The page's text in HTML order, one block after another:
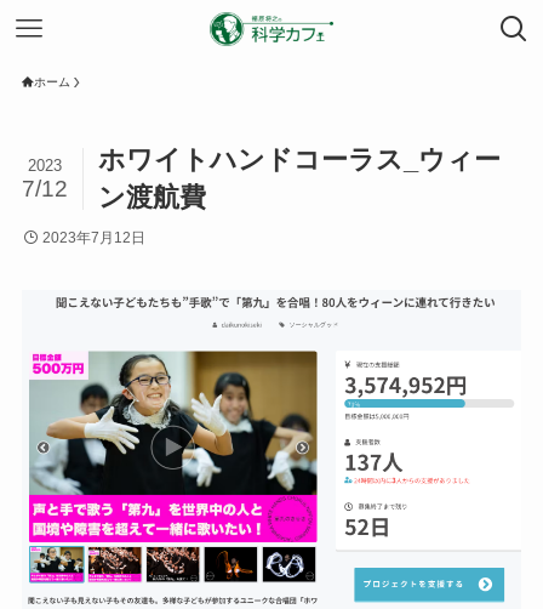
ホーム
ホワイトハンドコーラス_ウィー
ン渡航費
2023
7/12
2023年7月12日